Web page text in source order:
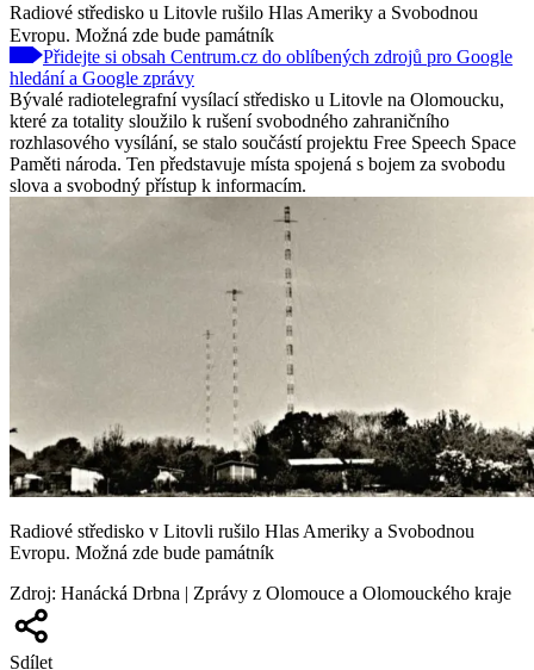
Radiové středisko u Litovle rušilo Hlas Ameriky a Svobodnou
Evropu. Možná zde bude památník
Přidejte si obsah Centrum.cz do oblíbených zdrojů pro Google
hledání a Google zprávy
Bývalé radiotelegrafní vysílací středisko u Litovle na Olomoucku,
které za totality sloužilo k rušení svobodného zahraničního
rozhlasového vysílání, se stalo součástí projektu Free Speech Space
Paměti národa. Ten představuje místa spojená s bojem za svobodu
slova a svobodný přístup k informacím.
Radiové středisko v Litovli rušilo Hlas Ameriky a Svobodnou
Evropu. Možná zde bude památník
Zdroj: Hanácká Drbna | Zprávy z Olomouce a Olomouckého kraje
Sdílet